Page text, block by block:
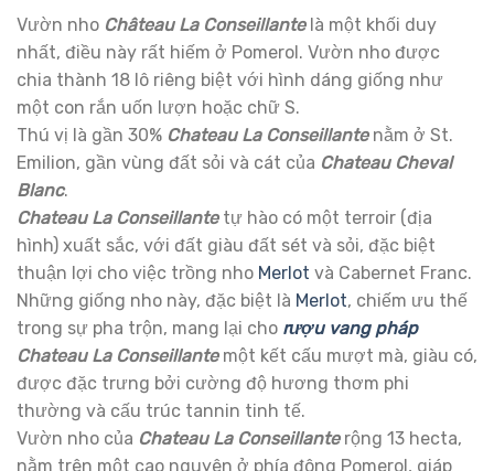
Vườn nho Château La Conseillantelà một khối duy
nhất, điều này rất hiếm ở Pomerol. Vườn nho được
chia thành 18 lô riêng biệt với hình dáng giống như
một con rắn uốn lượn hoặc chữ S.
Thú vị là gần 30% Chateau La Conseillantenằm ở St.
Emilion, gần vùng đất sỏi và cát của Chateau Cheval
Blanc.
Chateau La Conseillantetự hào có một terroir (địa
hình) xuất sắc, với đất giàu đất sét và sỏi, đặc biệt
thuận lợi cho việc trồng nho Merlot và Cabernet Franc.
Những giống nho này, đặc biệt là Merlot, chiếm ưu thế
trong sự pha trộn, mang lại cho rượu vang pháp
Chateau La Conseillantemột kết cấu mượt mà, giàu có,
được đặc trưng bởi cường độ hương thơm phi
thường và cấu trúc tannin tinh tế.
Vườn nho của Chateau La Conseillanterộng 13 hecta,
nằm trên một cao nguyên ở phía đông Pomerol, giáp